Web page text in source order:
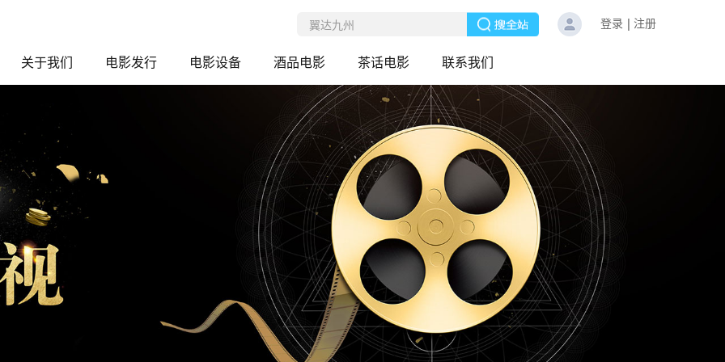
登录 注册
关于我们 电影发行 电影设备 酒品电影 茶话电影 联系我们